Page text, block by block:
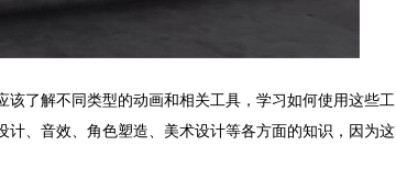
了解不同类型的动画和相关工具，学习如何使用这些工
、音效、角色塑造、美术设计等各方面的知识，因为这